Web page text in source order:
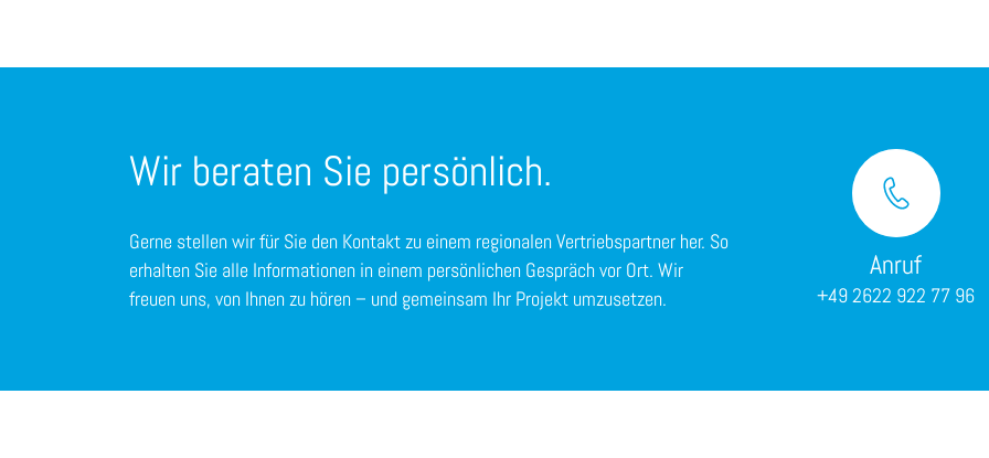
Wir beraten Sie persönlich.
Gerne stellen wir für Sie den Kontakt zu einem regionalen Vertriebspartner her. So
erhalten Sie alle Informationen in einem persönlichen Gespräch vor Ort. Wir
freuen uns, von Ihnen zu hören – und gemeinsam Ihr Projekt umzusetzen.
Anruf
+49 2622 922 77 96